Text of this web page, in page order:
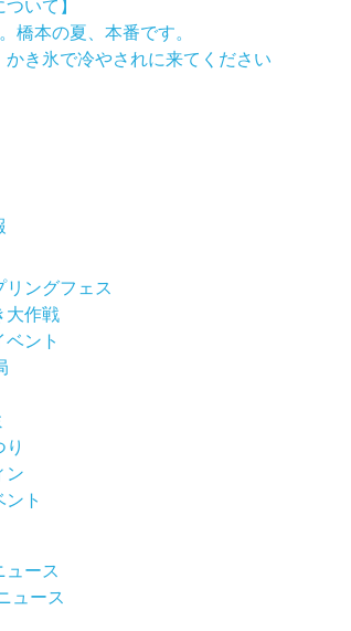
いて】
橋本の夏、本番です。
かき氷で冷やされに来てください
リングフェス
大作戦
ベント
り
ン
ント
ュース
ュース